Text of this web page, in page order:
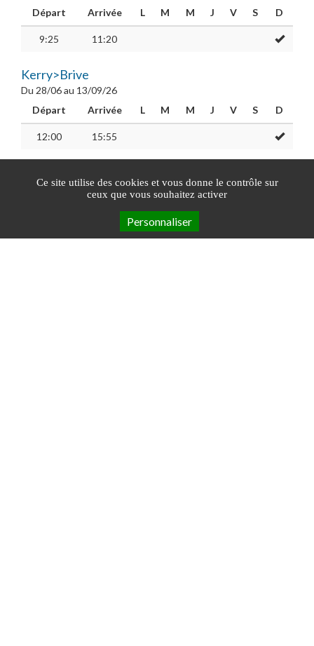
Départ
Arrivée L M M J V S D
9:25 11:20
Kerry>Brive
Du 28/06 au 13/09/26
Départ
Arrivée L M M J V S D
12:00 15:55
Réservations
Ce site utilise des cookies et vous donne le contrôle sur
ceux que vous souhaitez activer
Personnaliser